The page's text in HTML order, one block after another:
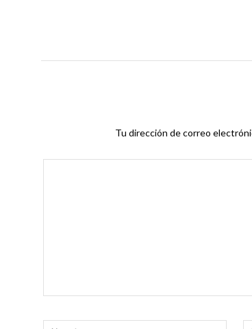
Tu dirección de correo